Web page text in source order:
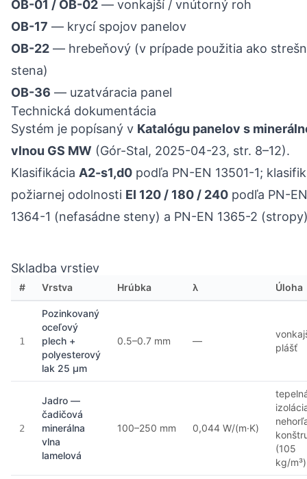
OB-01 / OB-02 — vonkajší / vnútorný roh
OB-17 — krycí spojov panelov
OB-22 — hrebeňový (v prípade použitia ako
stena)
OB-36 — uzatváracia panel
Technická dokumentácia
Systém je popísaný v Katalógu panelov s
vlnou GS MW (Gór-Stal, 2025-04-23, str. 8–12).
Klasifikácia A2-s1,d0 podľa PN-EN 13501-1;
požiarnej odolnosti EI 120 / 180 / 240 podľa PN-EN
1364-1 (nefasádne steny) a PN-EN 1365-2
Skladba vrstiev
# Vrstva Hrúbka λ Úloha
1
Pozinkovaný
oceľový
plech +
polyesterový
lak 25 µm
0.5–0.7 mm —
plášť
2
Jadro —
čadičová
minerálna
vlna
lamelová
100–250 mm 0,044 W/(m·K)
(105
kg/m³)